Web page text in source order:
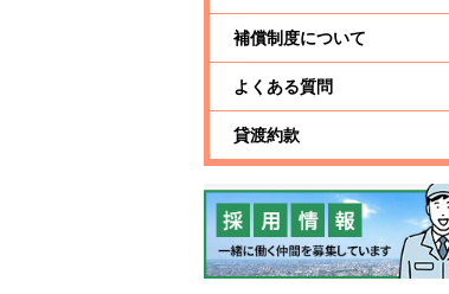
補償制度について
よくある質問
貸渡約款